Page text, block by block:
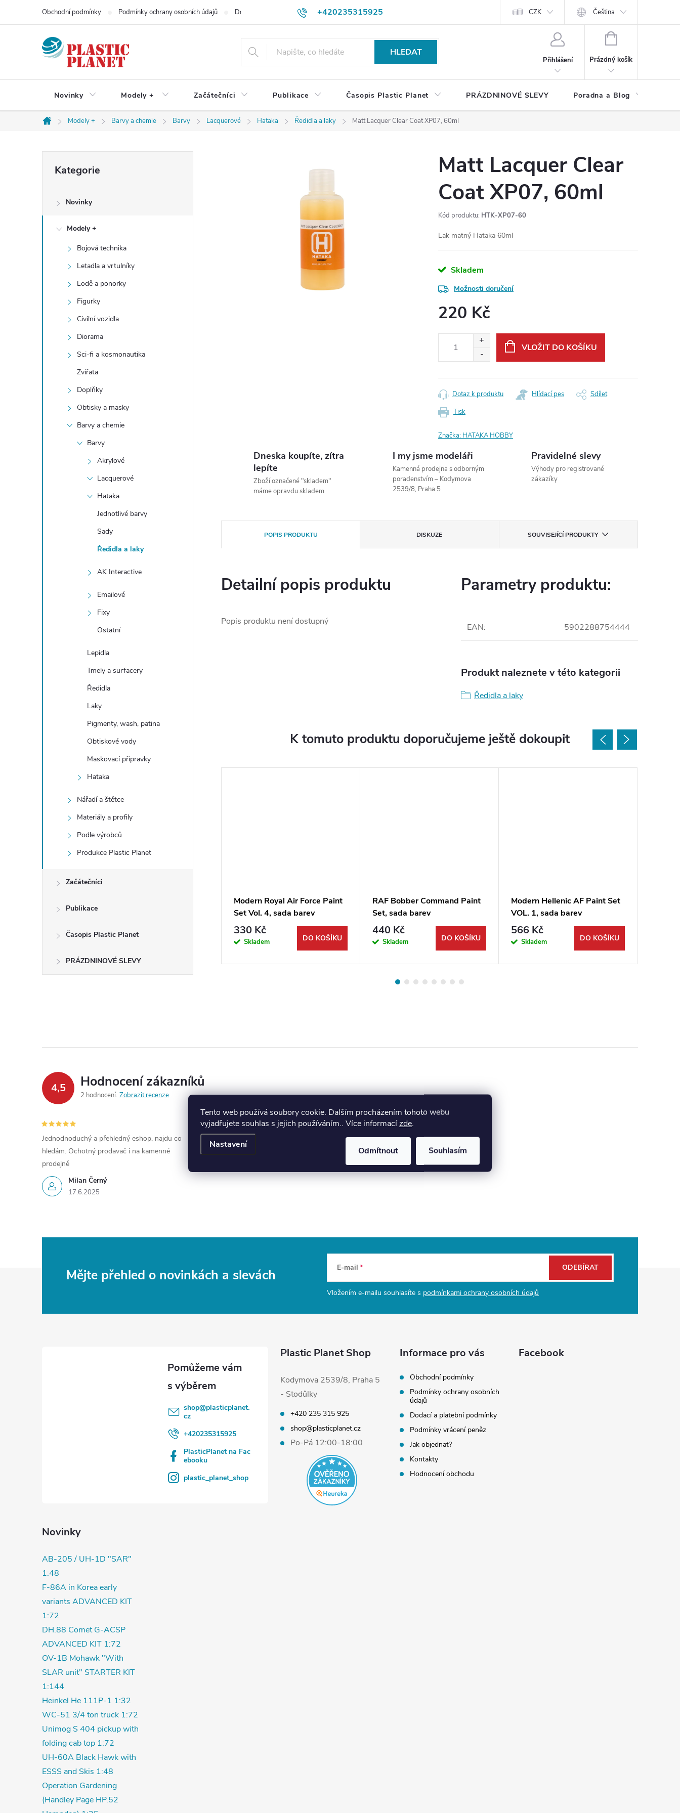
Tento web používá soubory cookie. Dalším procházením tohoto webu
vyjadřujete souhlas s jejich používáním.. Více informacízde.
Nastavení
Odmítnout Souhlasím
+420235315925
shop@plasticplanet.cz
Obchodní podmínky Podmínky ochrany osobních údajů Dodací a platební podmínky Podmínky vrácení peněz Hodnocení obchodu
CZK Čeština
HLEDAT
Přihlášení
NÁKUPNÍ
Prázdný košík
Novinky Modely + Začátečníci Publikace Časopis Plastic Planet PRÁZDNINOVÉ SLEVY Poradna a Blog
Domů
Modely + Barvy a chemie Barvy Lacquerové Hataka Ředidla a laky Matt Lacquer Clear Coat XP07, 60ml
s
kategorie
Kategorie
Novinky
Modely +
Bojová technika
Letadla a vrtulníky
Lodě a ponorky
Figurky
Civilní vozidla
Diorama
Sci-fi a kosmonautika
Zvířata
Doplňky
Obtisky a masky
Barvy a chemie
Barvy
Akrylové
Lacquerové
Hataka
Jednotlivé barvy
Sady
Ředidla a laky
AK Interactive
Emailové
Fixy
Ostatní
Lepidla
Tmely a surfacery
Ředidla
Laky
Pigmenty, wash, patina
Obtiskové vody
Maskovací přípravky
Hataka
Nářadí a štětce
Materiály a profily
Podle výrobců
Produkce Plastic Planet
Začátečníci
Publikace
Časopis Plastic Planet
PRÁZDNINOVÉ SLEVY
Matt Lacquer Clear
Coat XP07, 60ml
Kód produktu: HTK-XP07-60
Lak matný Hataka 60ml
Skladem
Možnosti doručení
220 Kč
VLOŽIT DO KOŠÍKU
Tisk
Dotaz k produktu Hlídací pes Sdílet
Značka: HATAKA HOBBY
Dneska koupíte, zítra
lepíte
Zboží označené "skladem"
máme opravdu skladem
I my jsme modeláři
Kamenná prodejna s odborným
poradenstvím – Kodymova
2539/8, Praha 5
Pravidelné slevy
Výhody pro registrované
zákazíky
POPIS PRODUKTU DISKUZE SOUVISEJÍCÍ PRODUKTY
Detailní popis produktu
Popis produktu není dostupný
Parametry produktu:
EAN: 5902288754444
Produkt naleznete v této kategorii
Ředidla a laky
K tomuto produktu doporučujeme ještě dokoupit
DO KOŠÍKU
Unit Paint set, sada barev
330 Kč
Modern Royal Air Force Paint
Set Vol. 4, sada barev
330 Kč
Skladem DO KOŠÍKU
RAF Bobber Command Paint
Set, sada barev
440 Kč
Skladem DO KOŠÍKU
Modern Hellenic AF Paint Set
VOL. 1, sada barev
566 Kč
Skladem DO KOŠÍKU
4,5 Hodnocení zákazníků
2 hodnocení Zobrazit recenze
Milan Černý
17.6.2025
Jednodnoduchý a přehledný eshop, najdu co
hledám. Ochotný prodavač i na kamenné
prodejně
Mějte přehled o novinkách a slevách E-mail
Vložením e-mailu souhlasíte s podmínkami ochrany osobních údajů
ODEBÍRAT
shop@plasticplanet.
cz
+420235315925
PlasticPlanet na Fac
ebooku
plastic_planet_shop
Plastic Planet Shop
Kodymova 2539/8, Praha 5
- Stodůlky
+420 235 315 925
shop@plasticplanet.cz
Po-Pá 12:00-18:00
Informace pro vás
Obchodní podmínky
Podmínky ochrany osobních
údajů
Dodací a platební podmínky
Podmínky vrácení peněz
Jak objednat?
Kontakty
Hodnocení obchodu
Facebook
Novinky
AB-205 / UH-1D "SAR"
1:48
F-86A in Korea early
variants ADVANCED KIT
1:72
DH.88 Comet G-ACSP
ADVANCED KIT 1:72
OV-1B Mohawk "With
SLAR unit" STARTER KIT
1:144
Heinkel He 111P-1 1:32
WC-51 3/4 ton truck 1:72
Unimog S 404 pickup with
folding cab top 1:72
UH-60A Black Hawk with
ESSS and Skis 1:48
Operation Gardening
(Handley Page HP.52